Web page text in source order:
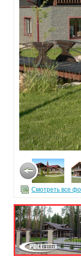
Смотреть все